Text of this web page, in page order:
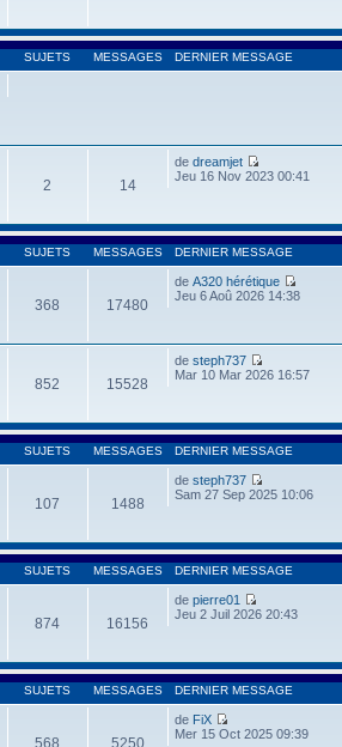
SUJETS MESSAGES DERNIER MESSAGE
2 14
de dreamjet
Jeu 16 Nov 2023 00:41
SUJETS MESSAGES DERNIER MESSAGE
368 17480
de A320 hérétique
Jeu 6 Aoû 2026 14:38
852 15528
de steph737
Mar 10 Mar 2026 16:57
SUJETS MESSAGES DERNIER MESSAGE
107 1488
de steph737
Sam 27 Sep 2025 10:06
SUJETS MESSAGES DERNIER MESSAGE
874 16156
de pierre01
Jeu 2 Juil 2026 20:43
SUJETS MESSAGES DERNIER MESSAGE
568 5250
de FiX
Mer 15 Oct 2025 09:39